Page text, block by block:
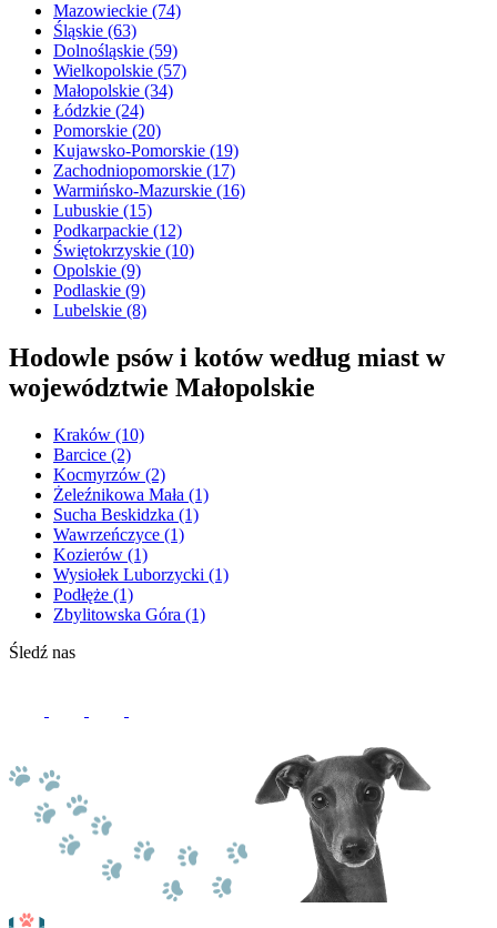
Mazowieckie (74)
Śląskie (63)
Dolnośląskie (59)
Wielkopolskie (57)
Małopolskie (34)
Łódzkie (24)
Pomorskie (20)
Kujawsko-Pomorskie (19)
Zachodniopomorskie (17)
Warmińsko-Mazurskie (16)
Lubuskie (15)
Podkarpackie (12)
Świętokrzyskie (10)
Opolskie (9)
Podlaskie (9)
Lubelskie (8)
Hodowle psów i kotów według miast w
województwie Małopolskie
Kraków (10)
Barcice (2)
Kocmyrzów (2)
Żeleźnikowa Mała (1)
Sucha Beskidzka (1)
Wawrzeńczyce (1)
Kozierów (1)
Wysiołek Luborzycki (1)
Podłęże (1)
Zbylitowska Góra (1)
Śledź nas